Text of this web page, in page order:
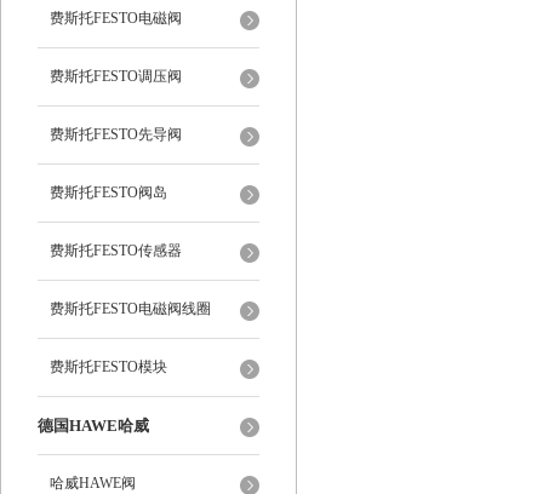
费斯托FESTO电磁阀
费斯托FESTO调压阀
费斯托FESTO先导阀
费斯托FESTO阀岛
费斯托FESTO传感器
费斯托FESTO电磁阀线圈
费斯托FESTO模块
德国HAWE哈威
哈威HAWE阀